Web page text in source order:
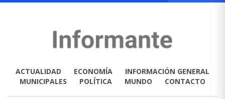
ACTUALIDAD ECONOMÍA
INFORMACIÓN GENERAL
MUNICIPALES
POLÍTICA MUNDO CONTACTO